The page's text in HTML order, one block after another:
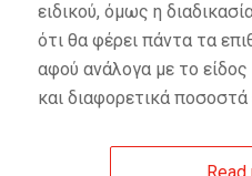
ειδικού, όμως η
ότι θα φέρει πάντα τα
αφού ανάλογα με το
και διαφορετικά ποσοστά